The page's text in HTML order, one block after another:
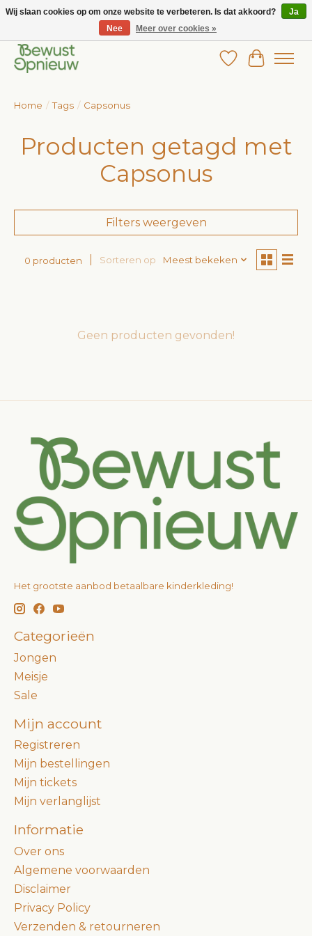
Wij bieden het grootste aanbod in betaalbare kinderkleding!
Verlanglijst
Home / Tags / Capsonus
Producten getagd met
Capsonus
Filters weergeven
0 producten Sorteren op Meest bekeken
Geen producten gevonden!
Het grootste aanbod betaalbare kinderkleding!
Categorieën
Jongen
Meisje
Sale
Mijn account
Registreren
Mijn bestellingen
Mijn tickets
Mijn verlanglijst
Informatie
Over ons
Algemene voorwaarden
Disclaimer
Privacy Policy
Verzenden & retourneren
Wij slaan cookies op om onze website te verbeteren. Is dat akkoord?
Ja
Nee
Meer over cookies »